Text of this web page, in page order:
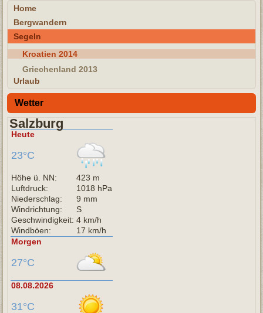
Home
Bergwandern
Segeln
Kroatien 2014
Griechenland 2013
Urlaub
Wetter
Salzburg
Heute
23°C
Höhe ü. NN:
423 m
Luftdruck:
1018 hPa
Niederschlag:
9 mm
Windrichtung:
S
Geschwindigkeit: 4 km/h
Windböen:
17 km/h
Morgen
27°C
08.08.2026
31°C